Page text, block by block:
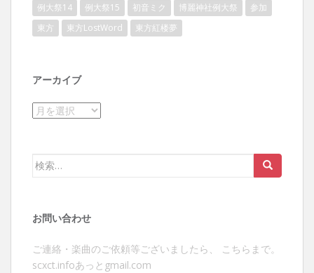
例大祭14
例大祭15 初音ミク 博麗神社例大祭
参加
東方
東方LostWord 東方紅楼夢
アーカイブ
ア
イ
ブ
検
お問い合わせ
ご連絡・楽曲のご依頼等ございましたら、 こちらまで。
scxct.infoあっとgmail.com